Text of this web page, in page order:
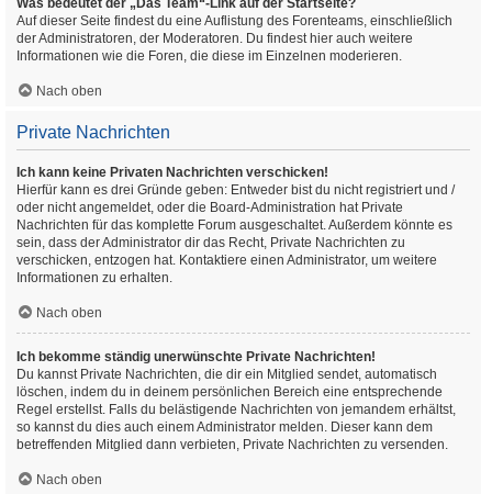
Was bedeutet der „Das Team“-Link auf der Startseite?
Auf dieser Seite findest du eine Auflistung des Forenteams, einschließlich
der Administratoren, der Moderatoren. Du findest hier auch weitere
Informationen wie die Foren, die diese im Einzelnen moderieren.
Nach oben
Private Nachrichten
Ich kann keine Privaten Nachrichten verschicken!
Hierfür kann es drei Gründe geben: Entweder bist du nicht registriert und /
oder nicht angemeldet, oder die Board-Administration hat Private
Nachrichten für das komplette Forum ausgeschaltet. Außerdem könnte es
sein, dass der Administrator dir das Recht, Private Nachrichten zu
verschicken, entzogen hat. Kontaktiere einen Administrator, um weitere
Informationen zu erhalten.
Nach oben
Ich bekomme ständig unerwünschte Private Nachrichten!
Du kannst Private Nachrichten, die dir ein Mitglied sendet, automatisch
löschen, indem du in deinem persönlichen Bereich eine entsprechende
Regel erstellst. Falls du belästigende Nachrichten von jemandem erhältst,
so kannst du dies auch einem Administrator melden. Dieser kann dem
betreffenden Mitglied dann verbieten, Private Nachrichten zu versenden.
Nach oben